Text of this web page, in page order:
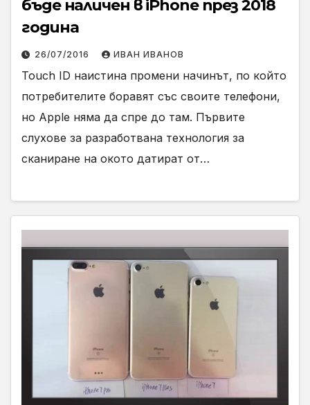
бъде наличен в iPhone през 2018
година
26/07/2016 ИВАН ИВАНОВ
Touch ID наистина промени начинът, по който
потребителите боравят със своите телефони,
но Apple няма да спре до там. Първите
слухове за разработвана технология за
сканиране на окото датират от…